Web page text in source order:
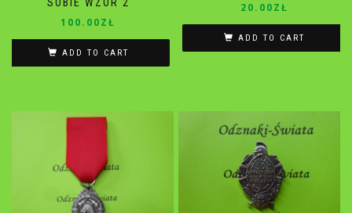
100.00ZŁ
ADD TO CART
20.00ZŁ
ADD TO CART